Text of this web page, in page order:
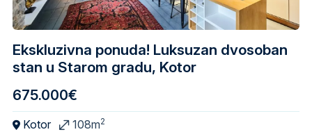
Ekskluzivna ponuda! Luksuzan dvosoban
stan u Starom gradu, Kotor
675.000€
Kotor 108m2